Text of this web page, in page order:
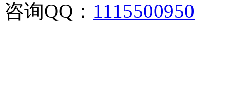
咨询QQ： 1115500950